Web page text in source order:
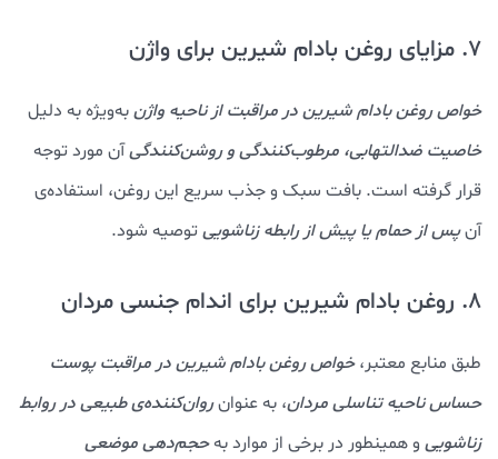
7. مزایای روغن بادام شیرین برای واژن
خواص روغن بادام شيرين در مراقبت از ناحیه واژنبه‌ویژه به دلیل
خاصیت ضدالتهابی، مرطوب‌کنندگی و روشن‌کنندگیآن مورد توجه
قرار گرفته است. بافت سبک و جذب سریع این روغن، استفاده‌ی
آنپس از حمام یا پیش از رابطه زناشویی توصیه شود.
8. روغن بادام شیرین برای اندام جنسی مردان
طبق منابع معتبر،خواص روغن بادام شيريندر مراقبت پوست
حساس ناحیه تناسلی مردان، به عنوان‌روان‌کننده‌ی طبیعی در روابط
زناشویی و همینطور در برخی از موارد بهحجم‌دهی موضعی